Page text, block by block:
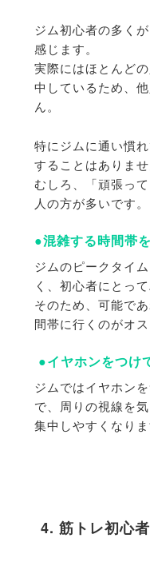
ジム初心者の多く
感じます。
実際にはほとんど
中しているため、
ん。
特にジムに通い慣れ
することはありませ
むしろ、「頑張っ
人の方が多いです。
●混雑する時間帯
ジムのピークタイ
く、 初心者にとっ
そのため、可能であ
間帯に行くのがオス
●イヤホンをつけ
ジムではイヤホン
で、
周りの視線を
集中しやすくなり
4. 筋トレ初心